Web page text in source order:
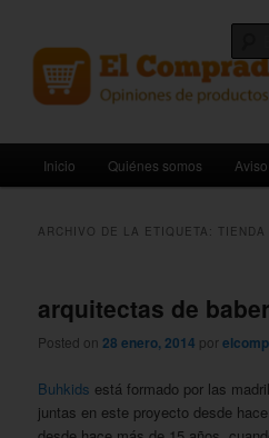
contenido
principal
contenido
secundario
El Comprador
principal
Inicio Quiénes somos
ARCHIVO DE LA ETIQUETA:
arquitectas de
Posted on28 enero, 2014 por
Buhkids está formado por las
juntas en este proyecto desde